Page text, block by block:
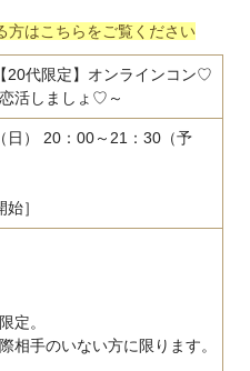
方はこちらをご覧ください
20代限定】オンラインコン♡
活しましょ♡～
日） 20：00～21：30（予
］
定。
相手のいない方に限ります。